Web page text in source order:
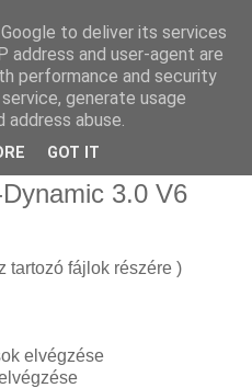
3.0 V6
tartozó fájlok részére )
elvégzése
to deliver its services
address and user-agent are
performance and security
generate usage
abuse.
GOT IT